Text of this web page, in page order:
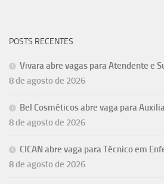
POSTS RECENTES
Vivara abre vagas para Atendente e
8 de agosto de 2026
Bel Cosméticos abre vaga para
8 de agosto de 2026
CICAN abre vaga para Técnico em
8 de agosto de 2026